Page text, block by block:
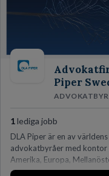
Piper
1lediga jobb
DLA Piper är en av
advokatbyråer med kontor
Amerika, Europa,
och Oceanien. Vi är